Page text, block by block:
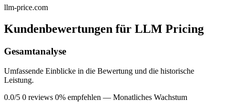
llm-price.com
Kundenbewertungen für LLM Pricing
Gesamtanalyse
Umfassende Einblicke in die Bewertung und die historische
Leistung.
0.0/5 0 reviews 0% empfehlen — Monatliches Wachstum